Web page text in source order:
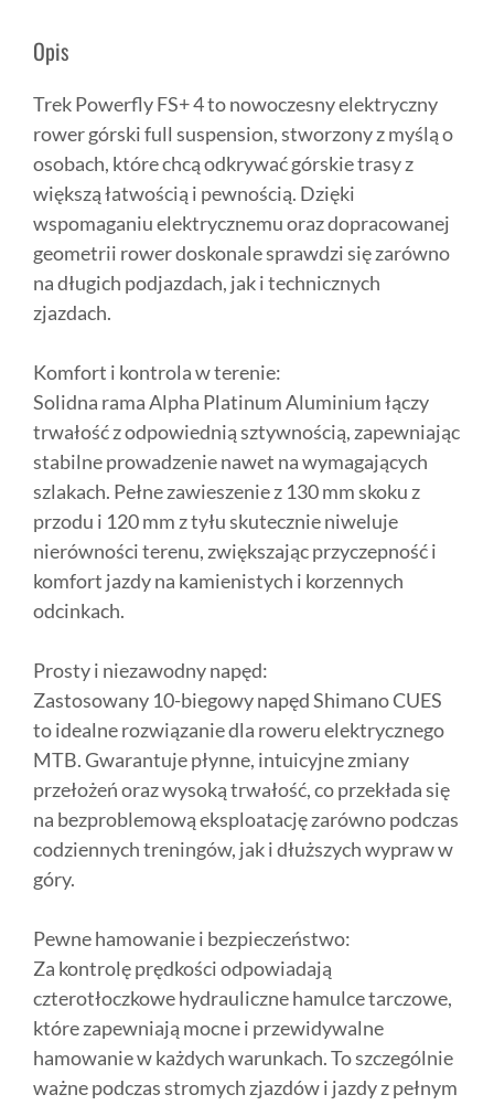
Opis
Trek Powerfly FS+ 4 to nowoczesny elektryczny
rower górski full suspension, stworzony z myślą o
osobach, które chcą odkrywać górskie trasy z
większą łatwością i pewnością. Dzięki
wspomaganiu elektrycznemu oraz dopracowanej
geometrii rower doskonale sprawdzi się zarówno
na długich podjazdach, jak i technicznych
zjazdach.
Komfort i kontrola w terenie:
Solidna rama Alpha Platinum Aluminium łączy
trwałość z odpowiednią sztywnością, zapewniając
stabilne prowadzenie nawet na wymagających
szlakach. Pełne zawieszenie z 130 mm skoku z
przodu i 120 mm z tyłu skutecznie niweluje
nierówności terenu, zwiększając przyczepność i
komfort jazdy na kamienistych i korzennych
odcinkach.
Prosty i niezawodny napęd:
Zastosowany 10-biegowy napęd Shimano CUES
to idealne rozwiązanie dla roweru elektrycznego
MTB. Gwarantuje płynne, intuicyjne zmiany
przełożeń oraz wysoką trwałość, co przekłada się
na bezproblemową eksploatację zarówno podczas
codziennych treningów, jak i dłuższych wypraw w
góry.
Pewne hamowanie i bezpieczeństwo:
Za kontrolę prędkości odpowiadają
czterotłoczkowe hydrauliczne hamulce tarczowe,
które zapewniają mocne i przewidywalne
hamowanie w każdych warunkach. To szczególnie
ważne podczas stromych zjazdów i jazdy z pełnym